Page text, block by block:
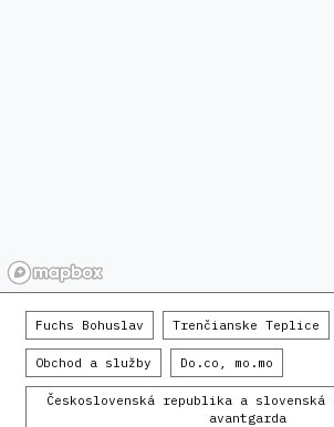
Fuchs Bohuslav Trenčianske Teplice
Obchod a služby Do.co, mo.mo
Československá republika a
avantgarda